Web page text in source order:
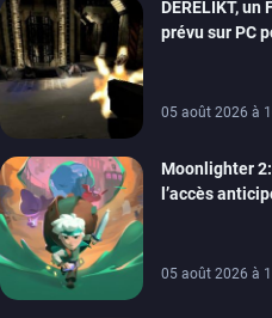
DERELIKT, un
prévu sur PC
05 août 2026 à
Moonlighter
l’accès
05 août 2026 à